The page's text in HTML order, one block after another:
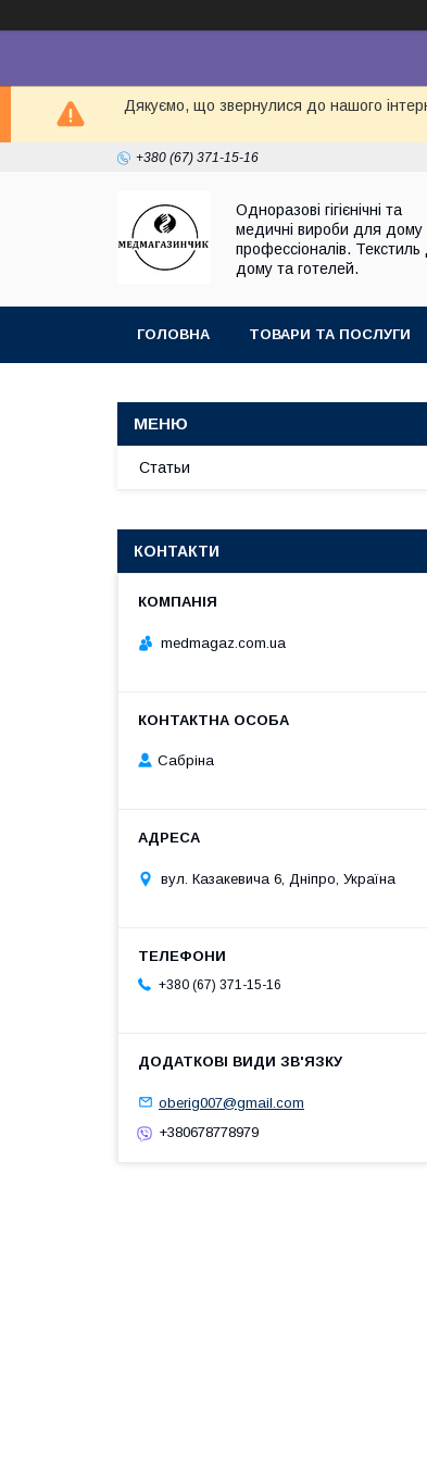
Дякуємо, що звернулися до нашого
+380 (67) 371-15-16
Одноразові гігієнічні та
медичні вироби для дому
профессіоналів. Текстиль
дому та готелей.
ГОЛОВНА ТОВАРИ ТА ПОСЛУГИ
Статьи
КОНТАКТИ
medmagaz.com.ua
Сабріна
вул. Казакевича 6, Дніпро, Україна
+380 (67) 371-15-16
oberig007@gmail.com
+380678778979